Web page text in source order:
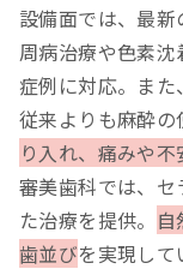
設備面では、最
周病治療や色素
症例に対応。また
従来よりも麻酔の
り入れ、痛みや
審美歯科では、
た治療を提供。
歯並びを実現し